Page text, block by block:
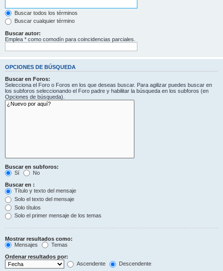
Buscar todos los términos
Buscar cualquier término
Buscar autor:
Emplea * como comodín para coincidencias parciales.
OPCIONES DE BÚSQUEDA
Buscar en Foros:
Selecciona el Foro o Foros en los que deseas buscar. Para agilizar puedes buscar en
los subforos seleccionando el Foro padre y habilitar la búsqueda en los subforos (en
Opciones de búsqueda).
Buscar en subforos:
Sí
No
Buscar en :
Título y texto del mensaje
Solo el texto del mensaje
Solo títulos
Solo el primer mensaje de los temas
Mostrar resultados como:
Mensajes
Temas
Ordenar resultados por:
Ascendente
Descendente